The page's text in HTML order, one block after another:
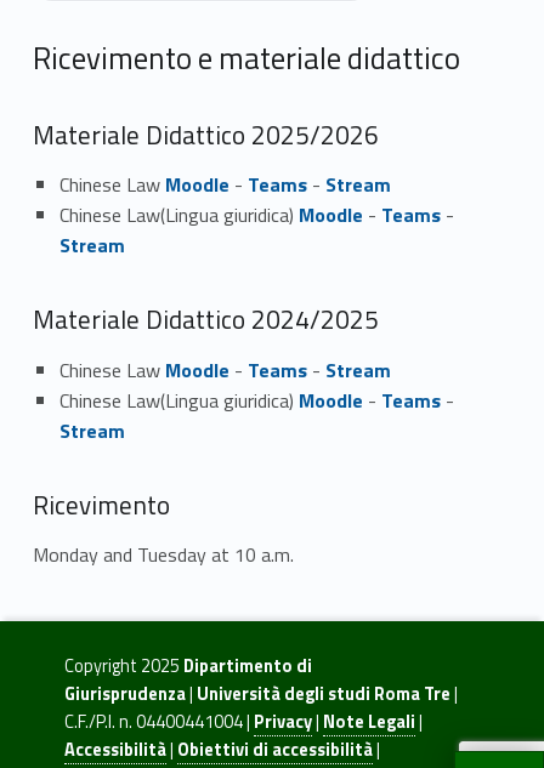
Ricevimento e materiale didattico
Materiale Didattico 2025/2026
Chinese Law Moodle - Teams- Stream
Chinese Law(Lingua giuridica) Moodle - Teams-
Stream
Materiale Didattico 2024/2025
Chinese Law Moodle - Teams- Stream
Chinese Law(Lingua giuridica) Moodle - Teams-
Stream
Ricevimento
Monday and Tuesday at 10 a.m.
Copyright 2025 Dipartimento di
Giurisprudenza| Università degli studi Roma Tre|
C.F./P.I. n. 04400441004 | Privacy| Note Legali|
Accessibilità| Obiettivi di accessibilità|